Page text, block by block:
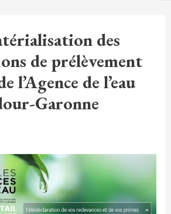
des
de prélèvement
l’Agence de l’eau
Garonne